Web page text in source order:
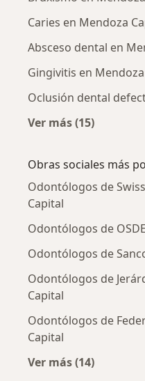
Caries en Mendoza
Absceso dental en
Gingivitis en
Oclusión dental
Ver más (15)
Obras sociales más
Odontólogos de
Capital
Odontólogos de
Odontólogos de
Odontólogos de
Capital
Odontólogos de
Capital
Ver más (14)